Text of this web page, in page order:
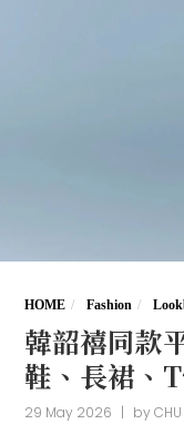
HOME Fashion
韓韶禧同款
鞋、長裙、
29 May 2026 | byCHU